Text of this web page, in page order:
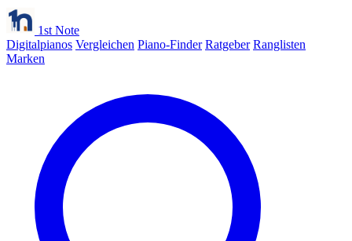
1st Note
Digitalpianos Vergleichen Piano-Finder Ratgeber Ranglisten
Marken